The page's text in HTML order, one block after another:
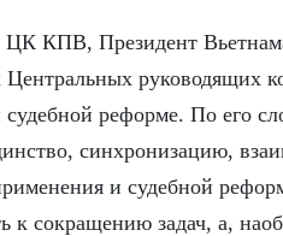
ЦК КПВ, Президент
Центральных руководящих
реформе. По его
синхронизацию,
и судебной
к сокращению задач, а,